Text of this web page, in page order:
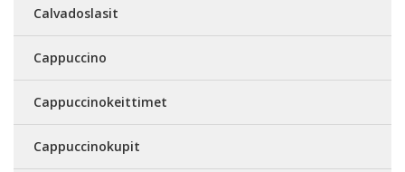
Calvadoslasit
Cappuccino
Cappuccinokeittimet
Cappuccinokupit